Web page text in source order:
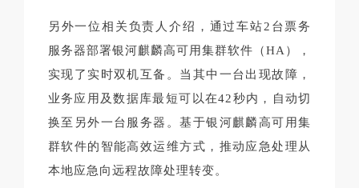
另外一位相关负责人介绍，通过车站2台票务
服务器部署银河麒麟高可用集群软件（HA），
实现了实时双机互备。当其中一台出现故障，
业务应用及数据库最短可以在42秒内，自动切
换至另外一台服务器。基于银河麒麟高可用集
群软件的智能高效运维方式，推动应急处理从
本地应急向远程故障处理转变。